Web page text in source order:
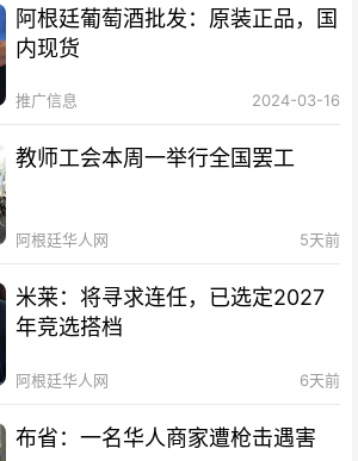
阿根廷葡萄酒批发：原装正品，国
内现货
推广信息 2024-03-16
教师工会本周一举行全国罢工
阿根廷华人网 5天前
米莱：将寻求连任，已选定2027
年竞选搭档
阿根廷华人网 6天前
布省：一名华人商家遭枪击遇害